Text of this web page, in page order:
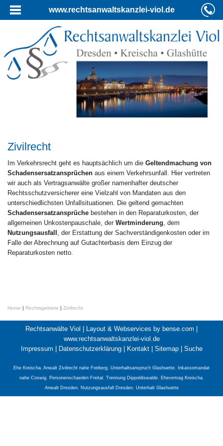
www.rechtsanwaltskanzlei-viol.de
Zivilrecht
Im Verkehrsrecht geht es hauptsächlich um die Geltendmachung von
Schadensersatzansprüchen aus einem Verkehrsunfall. Hier vertreten
wir auch als Vertragsanwälte großer namenhafter deutscher
Rechtsschutzversicherer eine Vielzahl von Mandaten aus den
unterschiedlichsten Unfallsituationen. Die geltend gemachten
Schadensersatzansprüche bestehen in den Reparaturkosten, der
allgemeinen Unkostenpauschale, der Wertminderung , dem
Nutzungsausfall , der Erstattung der Sachverständigenkosten oder im
Falle der Abrechnung auf Gutachterbasis dem Einzug der
Reparaturkosten netto.
Home | Rechtsgebiete | Zivilrecht
Rechtsanwälte Viol | Layout & Webservices by bense.com |
www.rechtsanwaltskanzlei-viol.de
Impressum | Datenschutzerklärung| Kontakt| Sitemap| Suche
Ehe Kreischa, Anwalt Zivilrecht nahe Freiberg, Unterhaltsanspruch Glashuette,
Inkassomandat
nahe Coswig, Personenschaeden Freital , Trennung Dippoldiswalde, Ehevertrag Kreischa,
Anwalt Dresden, Nutzungsausfall Dresden, Unterhalt Glashuette